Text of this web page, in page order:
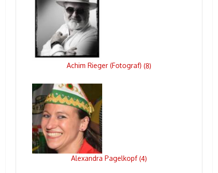
Achim Rieger (Fotograf) (8)
Alexandra Pagelkopf(4)